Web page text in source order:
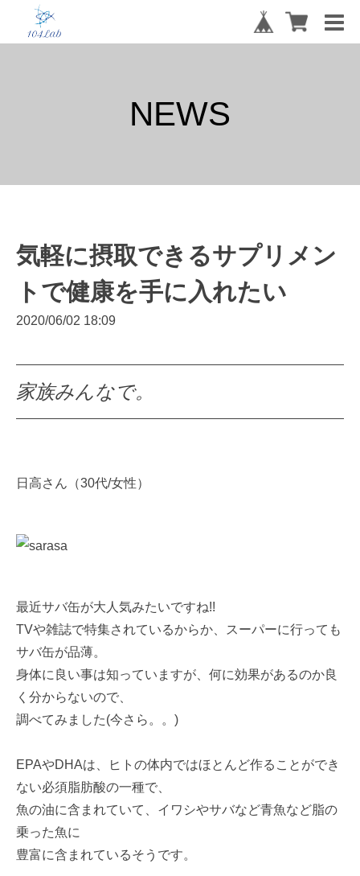
NEWS
気軽に摂取できるサプリメン
トで健康を手に入れたい
2020/06/02 18:09
家族みんなで。
日高さん（30代/女性）
最近サバ缶が大人気みたいですね!!
TVや雑誌で特集されているからか、スーパーに行っても
サバ缶が品薄。
身体に良い事は知っていますが、何に効果があるのか良
く分からないので、
調べてみました(今さら。。)
EPAやDHAは、ヒトの体内ではほとんど作ることができ
ない必須脂肪酸の一種で、
魚の油に含まれていて、イワシやサバなど青魚など脂の
乗った魚に
豊富に含まれているそうです。